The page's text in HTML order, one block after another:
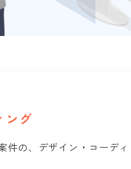
ング
件の、デザイン・コーデ